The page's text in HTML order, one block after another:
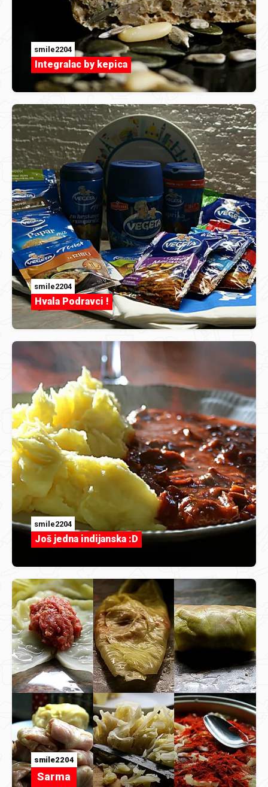
smile2204
Integralac by kepica
smile2204
Hvala Podravci !
smile2204
Još jedna indijanska :D
smile2204
Sarma